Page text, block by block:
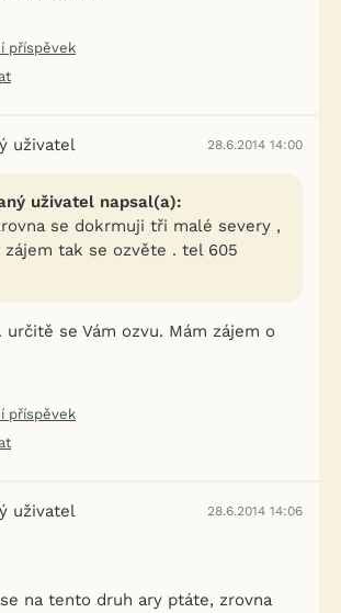
příspěvek
uživatel 28.6.2014 14:00
uživatel napsal(a):
se dokrmuji tři malé severy ,
zájem tak se ozvěte . tel 605
určitě se Vám ozvu. Mám zájem o
příspěvek
uživatel 28.6.2014 14:06
na tento druh ary ptáte, zrovna